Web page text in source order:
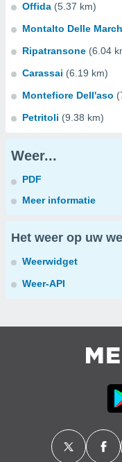
Offida (5.37 km)
Montalto Delle
Ripatransone (6.04
Carassai (6.19 km)
Montefiore Dell'aso
Petritoli (9.38 km)
Weer...
PDF
Meer informatie
Het weer op uw
Weerwidget
Weer-API